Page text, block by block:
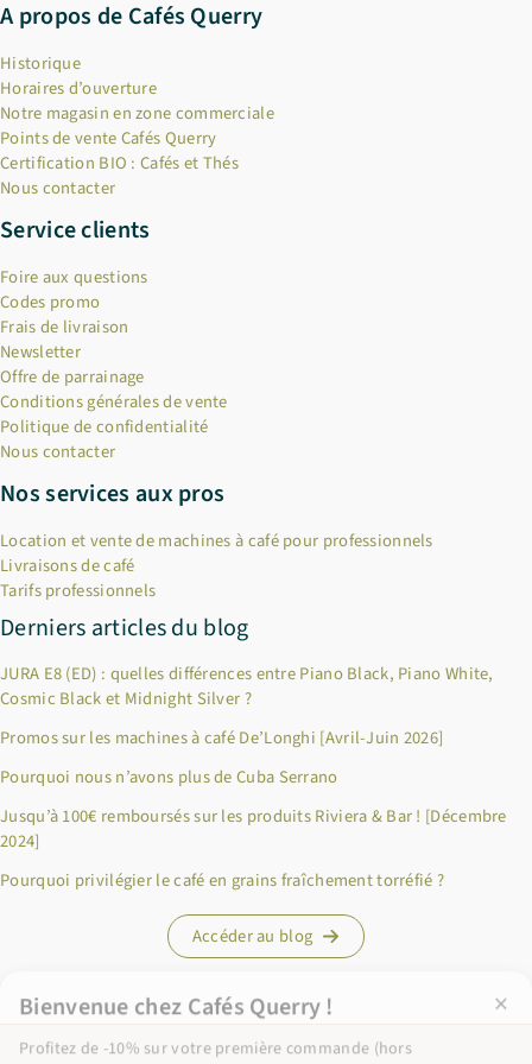
A propos de Cafés Querry
Historique
Horaires d’ouverture
Notre magasin en zone commerciale
Points de vente Cafés Querry
Certification BIO : Cafés et Thés
Nous contacter
Service clients
Foire aux questions
Codes promo
Frais de livraison
Newsletter
Offre de parrainage
Conditions générales de vente
Politique de confidentialité
Nous contacter
Nos services aux pros
Location et vente de machines à café pour professionnels
Livraisons de café
Tarifs professionnels
Derniers articles du blog
JURA E8 (ED) : quelles différences entre Piano Black, Piano White,
Cosmic Black et Midnight Silver ?
Promos sur les machines à café De’Longhi [Avril-Juin 2026]
Pourquoi nous n’avons plus de Cuba Serrano
Jusqu’à 100€ remboursés sur les produits Riviera & Bar ! [Décembre
2024]
Pourquoi privilégier le café en grains fraîchement torréfié ?
Accéder au blog
×
Bienvenue chez Cafés Querry !
Profitez de -10% sur votre première commande (hors
abonnements, machines à café, bouilloires, machines à thé et
code ci-dessous, puis collez-le dans le champ "Code promo" de
BIENVENUE10